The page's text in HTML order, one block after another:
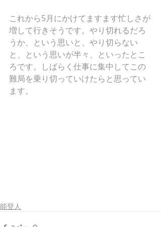
これから5月にかけてますます忙しさが
増して行きそうです。やり切れるだろ
うか、という思いと、やり切らない
と、という思いが半々、といったとこ
ろです。しばらく仕事に集中してこの
難局を乗り切っていけたらと思ってい
ます。
能登人